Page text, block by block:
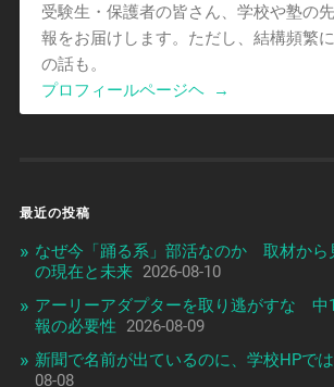
受験生・保護者の皆さん、学校や塾の
報をお届けします。ただし、結構頻繁
の話も。
プロフィールページヘ
→
最近の投稿
なぜ今「踊る系」部活なのか 取材から
の現在と未来 2026-08-10
アーリーアダプターを取り逃がすな 中
報の必要性
2026-08-09
新聞で名前が出ているのに、学校HPで
08-08